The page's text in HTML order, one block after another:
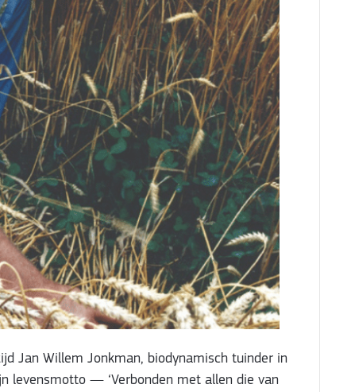
Jan Willem Jonkman, biodynamisch tuinder in
levensmotto — ‘Verbonden met allen die van